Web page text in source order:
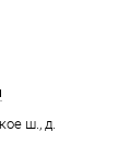
ш., д.